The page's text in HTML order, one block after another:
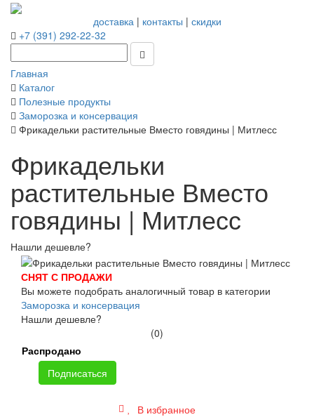
доставка| контакты | скидки
+7 (391) 292-22-32
Главная
Каталог
Полезные продукты
Заморозка и консервация
Фрикадельки растительные Вместо говядины | Митлесс
Фрикадельки
растительные Вместо
говядины | Митлесс
Нашли дешевле?
СНЯТ С ПРОДАЖИ
Вы можете подобрать аналогичный товар в категории
Заморозка и консервация
Нашли дешевле?
(0)
Распродано
Подписаться
В избранное